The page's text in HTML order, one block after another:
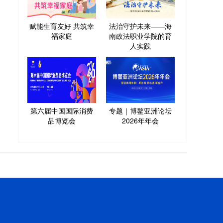
赋能生育友好 共筑幸
福家庭
法治守护未来——海
南政法职业学院的育
人实践
第六届中国国际消费
品博览会
专题｜博鳌亚洲论坛
2026年年会